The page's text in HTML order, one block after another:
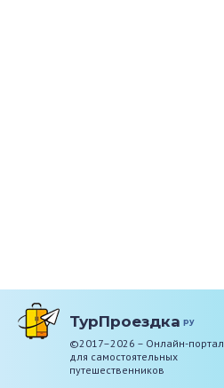
ТурПроездка ру
©2017–2026 – Онлайн-портал
для самостоятельных
путешественников